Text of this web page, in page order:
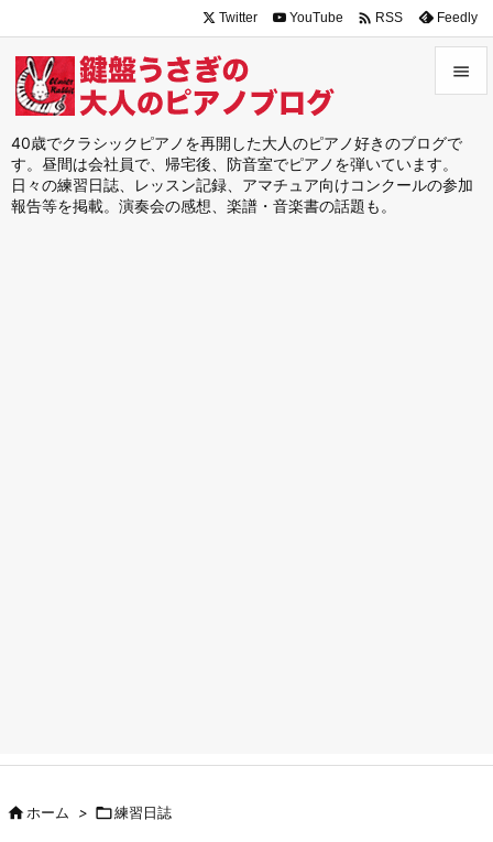
40歳でクラシックピアノを再開した大人のピアノ好きのブログで
す。昼間は会社員で、帰宅後、防音室でピアノを弾いています。
日々の練習日誌、レッスン記録、アマチュア向けコンクールの参加
報告等を掲載。演奏会の感想、楽譜・音楽書の話題も。

メニュ

サイド
Twitter YouTube  RSS Feedly
ホーム > 練習日誌